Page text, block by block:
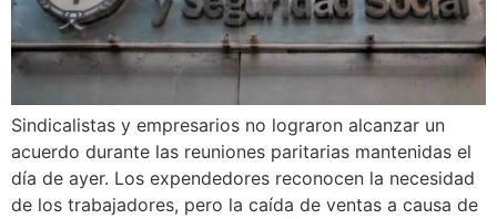
Sindicalistas y empresarios no lograron alcanzar un
acuerdo durante las reuniones paritarias mantenidas el
día de ayer. Los expendedores reconocen la necesidad
de los trabajadores, pero la caída de ventas a causa de